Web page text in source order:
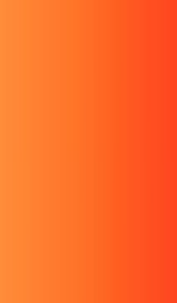
en socio